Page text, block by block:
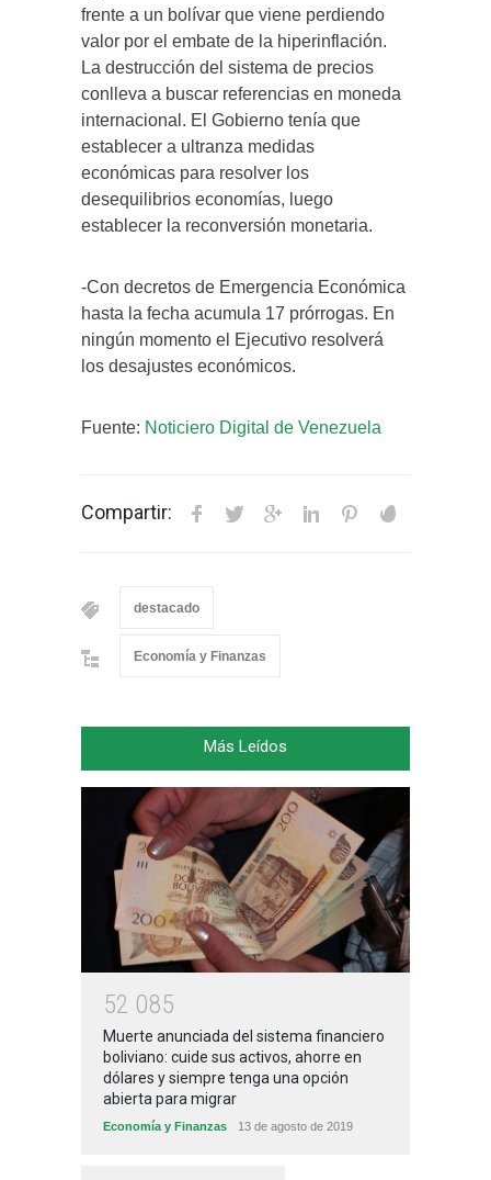
frente a un bolívar que viene perdiendo
valor por el embate de la hiperinflación.
La destrucción del sistema de precios
conlleva a buscar referencias en moneda
internacional. El Gobierno tenía que
establecer a ultranza medidas
económicas para resolver los
desequilibrios economías, luego
establecer la reconversión monetaria.
-Con decretos de Emergencia Económica
hasta la fecha acumula 17 prórrogas. En
ningún momento el Ejecutivo resolverá
los desajustes económicos.
Fuente: Noticiero Digital de Venezuela
Compartir:
destacado
Economía y Finanzas
Más Leídos
52 085
Muerte anunciada del sistema financiero
boliviano: cuide sus activos, ahorre en
dólares y siempre tenga una opción
abierta para migrar
Economía y Finanzas 13 de agosto de 2019